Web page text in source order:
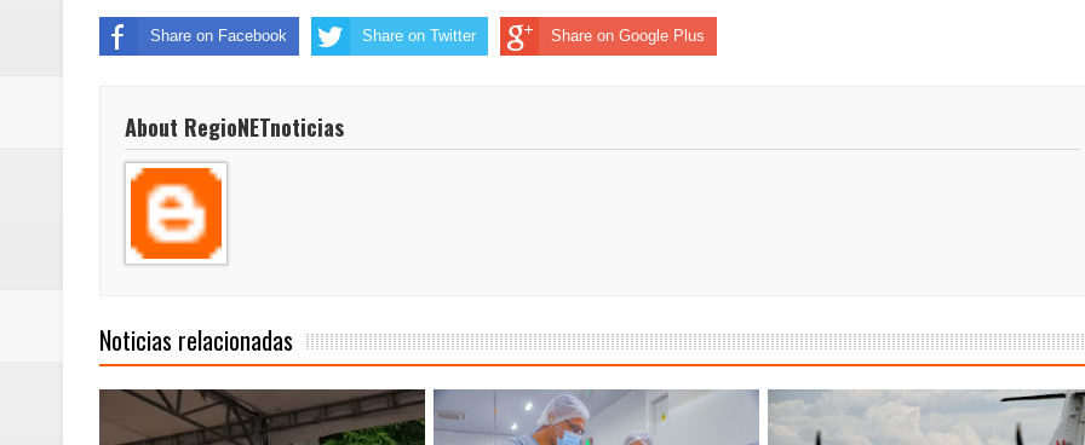
Regionetnoticias / En solo dos años y siete meses, la Fábrica de Licores del Tolima alcanzó el 94
Share on Facebook Share on Twitter Share on Google Plus
About RegioNETnoticias
Noticias relacionadas